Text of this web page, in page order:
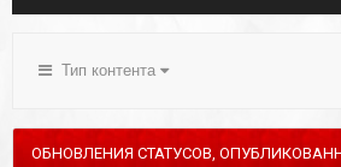
Тип контента
ОБНОВЛЕНИЯ СТАТУСОВ,